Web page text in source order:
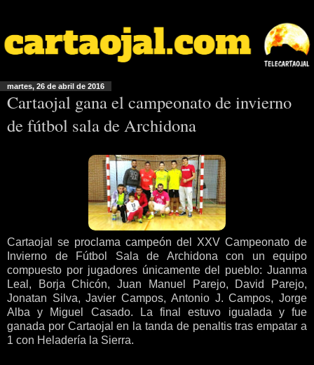
martes, 26 de abril de 2016
Cartaojal gana el campeonato de invierno
de fútbol sala de Archidona
Cartaojal se proclama campeón del XXV Campeonato de
Invierno de Fútbol Sala de Archidona con un equipo
compuesto por jugadores únicamente del pueblo: Juanma
Leal, Borja Chicón, Juan Manuel Parejo, David Parejo,
Jonatan Silva, Javier Campos, Antonio J. Campos, Jorge
Alba y Miguel Casado. La final estuvo igualada y fue
ganada por Cartaojal en la tanda de penaltis tras empatar a
1 con Heladería la Sierra.